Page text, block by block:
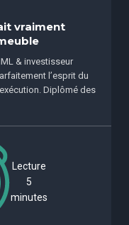
vraiment
& investisseur
l’esprit du
Diplômé des
Lecture
5
minutes